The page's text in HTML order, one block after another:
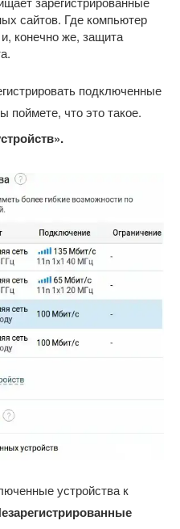
сайтов. Где компьютер
конечно же, защита
подключенные
поймете, что это такое.
устройства к